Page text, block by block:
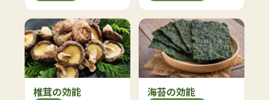
椎茸の効能 海苔の効能